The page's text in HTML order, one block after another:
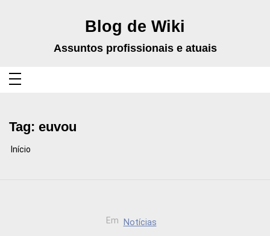
Blog de Wiki
Assuntos profissionais e atuais
Tag: euvou
Início
Em Notícias